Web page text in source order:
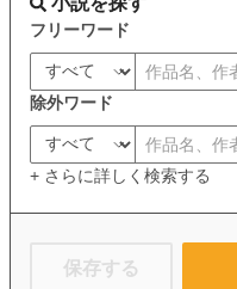
フリーワード
除外ワード
+ さらに詳しく検索する
保存する